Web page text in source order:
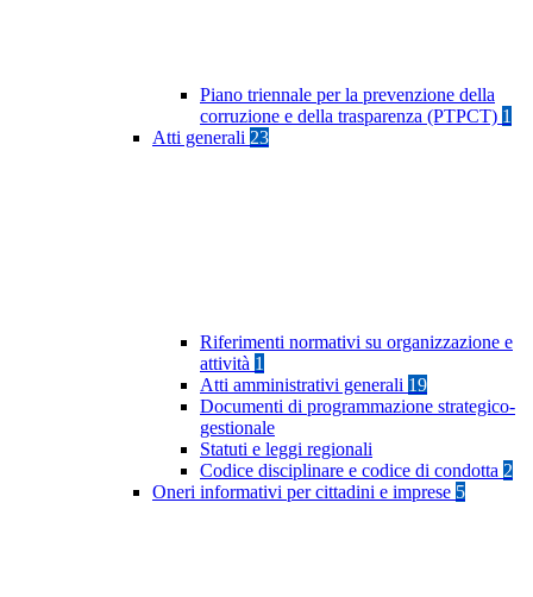
Piano triennale per la prevenzione della
corruzione e della trasparenza (PTPCT) 1
Atti generali 23
Riferimenti normativi su organizzazione e
attività 1
Atti amministrativi generali 19
Documenti di programmazione strategico-
gestionale
Statuti e leggi regionali
Codice disciplinare e codice di condotta 2
Oneri informativi per cittadini e imprese 5